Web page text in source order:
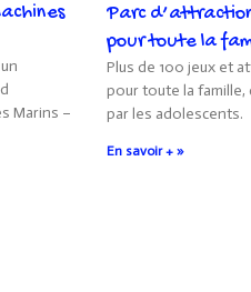
Marins –
Parc
pour toute la
Plus de 100 jeux et
pour toute la famille,
par les adolescents.
En savoir + »